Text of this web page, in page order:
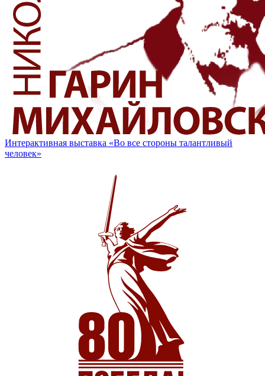
Интерактивная выставка «Во все стороны талантливый
человек»